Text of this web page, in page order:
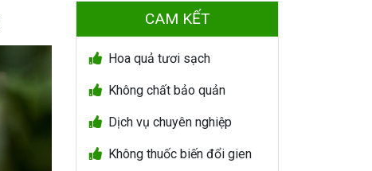
CAM KẾT
Hoa quả tươi sạch
Không chất bảo quản
Dịch vụ chuyên nghiệp
Không thuốc biến đổi gien